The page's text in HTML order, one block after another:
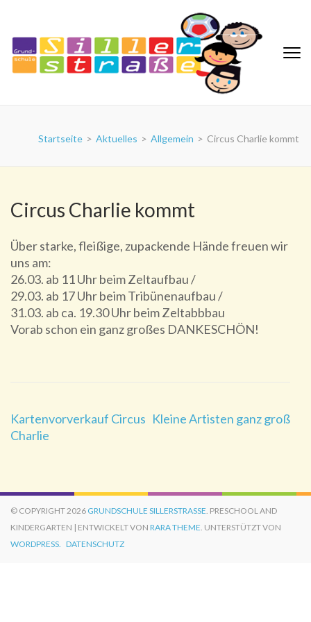
springen
(Eingabetaste
drücken)
Startseite > Aktuelles > Allgemein > Circus Charlie kommt
Circus Charlie kommt
Über starke, fleißige, zupackende Hände freuen wir
uns am:
26.03. ab 11 Uhr beim Zeltaufbau /
29.03. ab 17 Uhr beim Tribünenaufbau /
31.03. ab ca. 19.30 Uhr beim Zeltabbbau
Vorab schon ein ganz großes DANKESCHÖN!
Beitragsnavigation
Kartenvorverkauf Circus
Charlie
Kleine Artisten ganz groß
© COPYRIGHT 2026 GRUNDSCHULE SILLERSTRASSE . PRESCHOOL AND
KINDERGARTEN | ENTWICKELT VON RARA THEME. UNTERSTÜTZT VON
WORDPRESS. DATENSCHUTZ